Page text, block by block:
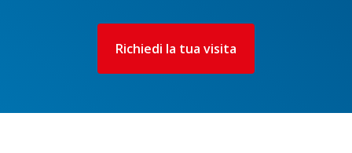
Richiedi la tua visita